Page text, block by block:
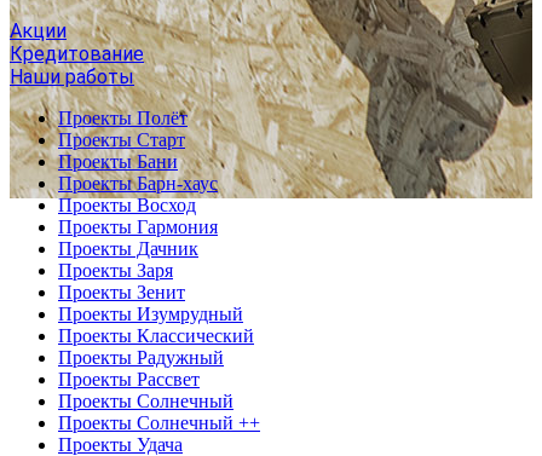
Акции
Кредитование
Наши работы
Проекты Полёт
Проекты Старт
Проекты Бани
Проекты Барн-хаус
Проекты Восход
Проекты Гармония
Проекты Дачник
Проекты Заря
Проекты Зенит
Проекты Изумрудный
Проекты Классический
Проекты Радужный
Проекты Рассвет
Проекты Солнечный
Проекты Солнечный ++
Проекты Удача